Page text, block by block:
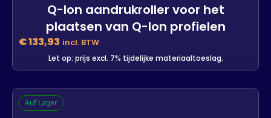
Q-lon aandrukroller voor het
plaatsen van Q-lon profielen
€133,93 incl. BTW
Let op: prijs excl. 7% tijdelijke materiaaltoeslag.
Q-lon aandrukroller voor het
plaatsen van Q-lon profielen
Auf Lager